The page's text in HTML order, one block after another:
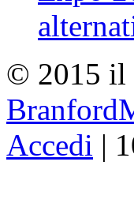
© 2015 il
Accedi |